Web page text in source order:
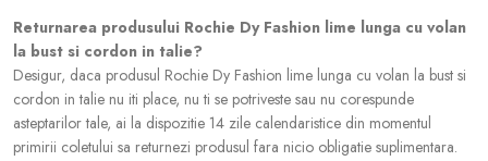
Returnarea produsului Rochie Dy Fashion lime lunga cu volan
la bust si cordon in talie?
Desigur, daca produsul Rochie Dy Fashion lime lunga cu volan la bust si
cordon in talie nu iti place, nu ti se potriveste sau nu corespunde
asteptarilor tale, ai la dispozitie 14 zile calendaristice din momentul
primirii coletului sa returnezi produsul fara nicio obligatie suplimentara.